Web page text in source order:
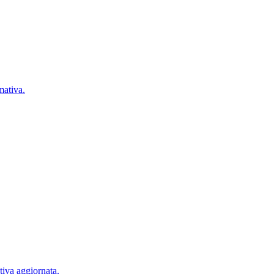
aggiornata.